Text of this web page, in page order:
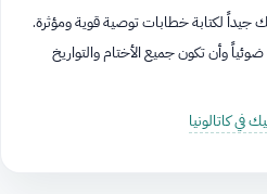
جيداً لكتابة خطابات توصية قوية ومؤثرة.
وأن تكون جميع الأختام والتواريخ
في كاتالونيا